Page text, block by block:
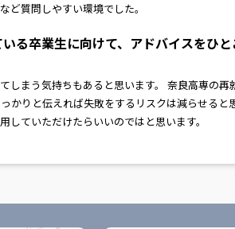
質問しやすい環境でした。
る卒業生に向けて、アドバイスをひ
まう気持ちもあると思います。 奈良高専の再
かりと伝えれば失敗をするリスクは減らせると
ていただけたらいいのではと思います。